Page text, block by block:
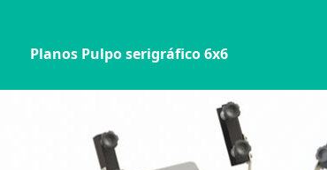
Planos Pulpo serigráfico 6x6